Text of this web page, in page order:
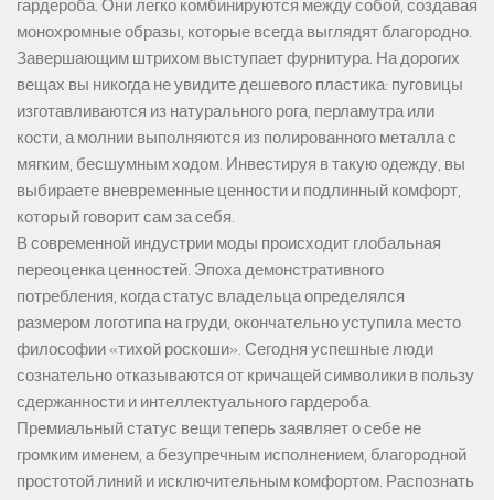
гардероба. Они легко комбинируются между собой, создавая
монохромные образы, которые всегда выглядят благородно.
Завершающим штрихом выступает фурнитура. На дорогих
вещах вы никогда не увидите дешевого пластика: пуговицы
изготавливаются из натурального рога, перламутра или
кости, а молнии выполняются из полированного металла с
мягким, бесшумным ходом. Инвестируя в такую одежду, вы
выбираете вневременные ценности и подлинный комфорт,
который говорит сам за себя.
В современной индустрии моды происходит глобальная
переоценка ценностей. Эпоха демонстративного
потребления, когда статус владельца определялся
размером логотипа на груди, окончательно уступила место
философии «тихой роскоши». Сегодня успешные люди
сознательно отказываются от кричащей символики в пользу
сдержанности и интеллектуального гардероба.
Премиальный статус вещи теперь заявляет о себе не
громким именем, а безупречным исполнением, благородной
простотой линий и исключительным комфортом. Распознать